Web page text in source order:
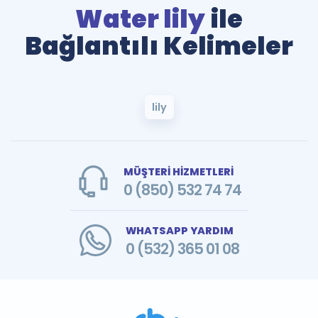
Water lilyile
Bağlantılı Kelimeler
lily
MÜŞTERİ HİZMETLERİ
0 (850) 532 74 74
WHATSAPP YARDIM
0 (532) 365 01 08